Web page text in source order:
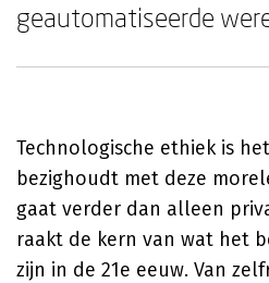
geautomatiseerde
Technologische ethiek is
bezighoudt met deze
gaat verder dan alleen
raakt de kern van wat het
zijn in de 21e eeuw. Van